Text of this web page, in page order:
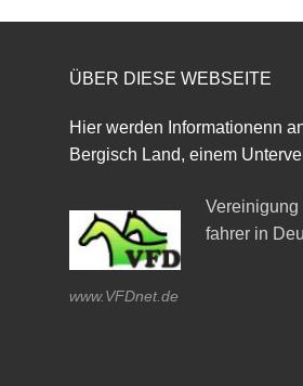
ÜBER DIESE WEBSEITE
Hier werden Informationenn
Bergisch Land, einem
www.VFDnet.de
Vereinigung
fahrer in